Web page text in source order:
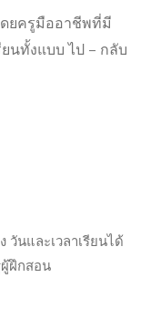
ยครูมืออาชีพที่มี
นทั้งแบบ ไป – กลับ
นและเวลาเรียนได้
ฝึกสอน